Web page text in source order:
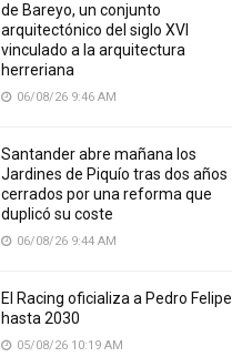
de Bareyo, un conjunto
arquitectónico del siglo XVI
vinculado a la arquitectura
herreriana
06/08/26 9:46 AM
Santander abre mañana los
Jardines de Piquío tras dos años
cerrados por una reforma que
duplicó su coste
06/08/26 9:44 AM
El Racing oficializa a Pedro Felipe
hasta 2030
05/08/26 10:19 AM